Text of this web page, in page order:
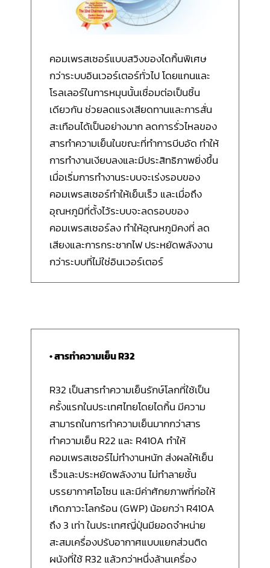
คอมเพรสเซอร์แบบสวิงของไดกิ้นพิเศษ
กว่าระบบอินเวอร์เตอร์ทั่วไป โดยแกนและ
โรลเลอร์ในการหมุนนั้นเชื่อมต่อเป็นชิ้น
เดียวกัน ช่วยลดแรงเสียดทานและการสั่น
สะเทือนได้เป็นอย่างมาก ลดการรั่วไหลของ
สารทำความเย็นในขณะที่ทำการบีบอัด ทำให้
การทำงานเงียบลงและมีประสิทธิภาพยิ่งขึ้น
เมื่อเริ่มการทำงานระบบจะเร่งรอบของ
คอมเพรสเซอร์ทำให้เย็นเร็ว และเมื่อถึง
อุณหภูมิที่ตั้งไว้ระบบจะลดรอบของ
คอมเพรสเซอร์ลง ทำให้อุณหภูมิคงที่ ลด
เสียงและการกระชากไฟ ประหยัดพลังงาน
กว่าระบบที่ไม่ใช่อินเวอร์เตอร์
• สารทำความเย็น R32
R32 เป็นสารทำความเย็นรักษ์โลกที่ใช้เป็น
ครั้งแรกในประเทศไทยโดยไดกิ้น มีความ
สามารถในการทำความเย็นมากกว่าสาร
ทำความเย็น R22 และ R410A ทำให้
คอมเพรสเซอร์ไม่ทำงานหนัก ส่งผลให้เย็น
เร็วและประหยัดพลังงาน ไม่ทำลายชั้น
บรรยากาศโอโซน และมีค่าศักยภาพที่ก่อให้
เกิดภาวะโลกร้อน (GWP) น้อยกว่า R410A
ถึง 3 เท่า ในประเทศญี่ปุ่นมียอดจำหน่าย
สะสมเครื่องปรับอากาศแบบแยกส่วนติด
ผนังที่ใช้ R32 แล้วกว่าหนึ่งล้านเครื่อง